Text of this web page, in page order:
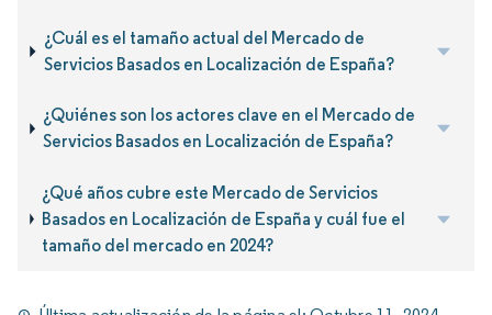
¿Cuál es el tamaño actual del Mercado de
Servicios Basados en Localización de España?
¿Quiénes son los actores clave en el Mercado de
Servicios Basados en Localización de España?
¿Qué años cubre este Mercado de Servicios
Basados en Localización de España y cuál fue el
tamaño del mercado en 2024?